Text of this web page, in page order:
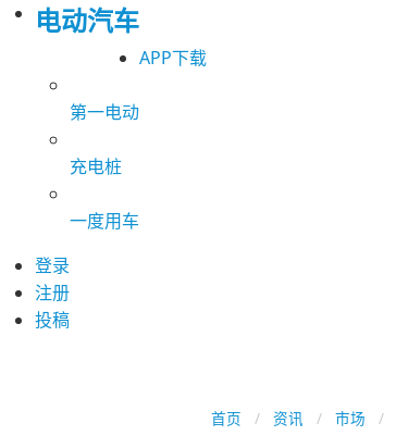
电动汽车
APP下载
第一电动
充电桩
一度用车
登录
注册
投稿
首页 资讯 市场